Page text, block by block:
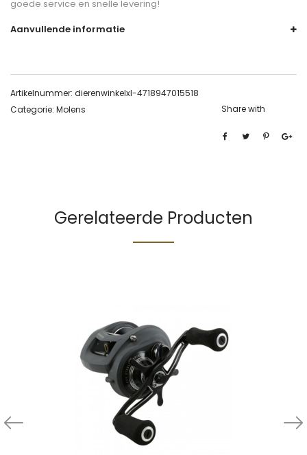
goede service en snelle levering!
Aanvullende informatie
Artikelnummer: dierenwinkelxl-4718947015518
Categorie: Molens Share with
Gerelateerde Producten